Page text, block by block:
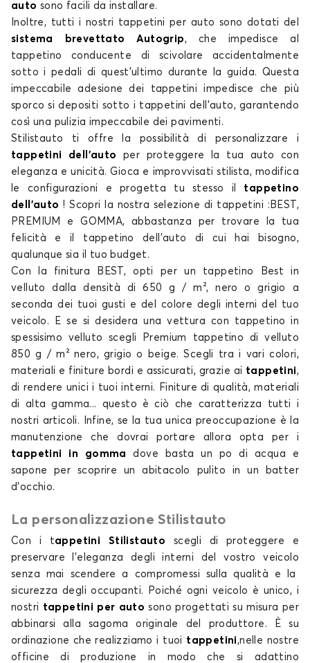
Tappetini per SUBARU JUSTY
LEGACY
Tappetini per SUBARU LEGACY
OUTBACK SW
Tappetini per SUBARU OUTBACK SW
SOLTERRA
Tappetini per SUBARU XV
auto sono facili da installare.
Inoltre, tutti i nostri tappetini per auto sono dotati del
sistema brevettato Autogrip, che impedisce al
tappetino conducente di scivolare accidentalmente
sotto i pedali di quest'ultimo durante la guida. Questa
impeccabile adesione dei tappetini impedisce che più
sporco si depositi sotto i tappetini dell'auto, garantendo
così una pulizia impeccabile deipavimenti .
Stilistauto ti offre la possibilità di personalizzare i
tappetini dell'auto
per proteggere la tua auto con
eleganza e unicità. Gioca e improvvisati stilista, modifica
le configurazioni e progetta tu stesso il
tappetino
dell'auto ! Scopri la nostra selezione di tappetini :BEST,
PREMIUM e GOMMA, abbastanza per trovare la tua
felicità e il tappetino dell'auto di cui
hai bisogno,
qualunque sia il tuo budget.
Con la finitura BEST, opti per un tappetino Best in
velluto dalla densità di 650 g / m², nero o grigio a
seconda dei tuoi gusti e del colore degli interni del tuo
veicolo . E se si desidera una vettura con tappetino in
spessisimo velluto scegli Premium
tappetino di velluto
850 g / m² nero, grigio o beige. Scegli tra i vari colori,
materiali e finiture bordi e assicurati, grazie ai tappetini,
di rendere unici i tuoi interni. Finiture diqualità, materiali
di altagamma... questo è ciò che caratterizza tutti i
nostri articoli . Infine, se la tua unica preoccupazione è la
manutenzione che dovrai portare allora opta per i
tappetini in gomma
dove basta un po di acqua e
sapone per scoprire un abitacolo pulito in un batter
d’occhio.
La personalizzazione Stilistauto
Con i tappetini Stilistauto scegli di proteggere e
preservare l'eleganza degli interni del vostroveicolo
senza mai scendere a compromessi sullaqualità e la
sicurezza degli occupanti. Poiché ogni veicolo è unico, i
nostri tappetini per auto sono progettatisu misura per
abbinarsi alla sagoma originale del produttore. È su
ordinazione che realizziamo i tuoi tappetini,nelle nostre
officine di produzione in modo che si adattino